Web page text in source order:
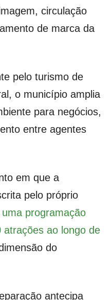
circulação
de marca da
pelo turismo de
o município amplia
para negócios,
entre agentes
em que a
pelo próprio
uma programação
ao longo de
do
antecipa